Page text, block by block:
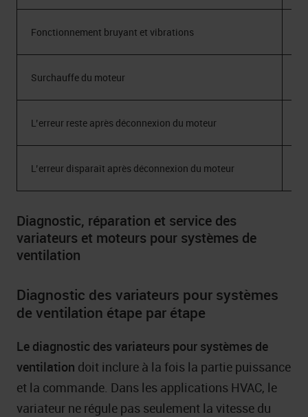
Fonctionnement bruyant et vibrations
Surchauffe du moteur
L’erreur reste après déconnexion du moteur
L’erreur disparaît après déconnexion du moteur
Diagnostic, réparation et service des
variateurs et moteurs pour systèmes de
ventilation
Diagnostic des variateurs pour systèmes
de ventilation étape par étape
Le diagnostic des variateurs pour systèmes de
ventilation doit inclure à la fois la partie puissance
et la commande. Dans les applications HVAC, le
variateur ne régule pas seulement la vitesse du